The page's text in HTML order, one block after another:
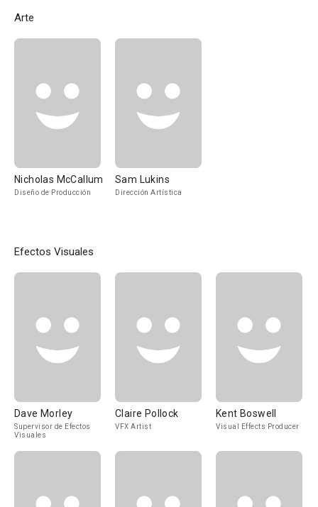
Arte
Nicholas McCallum
Diseño de Producción
Sam Lukins
Dirección Artística
Efectos Visuales
Dave Morley
Supervisor de Efectos
Visuales
Claire Pollock
VFX Artist
Kent Boswell
Visual Effects Producer